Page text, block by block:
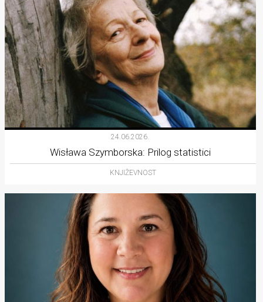
24.06.2026.
Wisława Szymborska: Prilog statistici
KNJIŽEVNOST